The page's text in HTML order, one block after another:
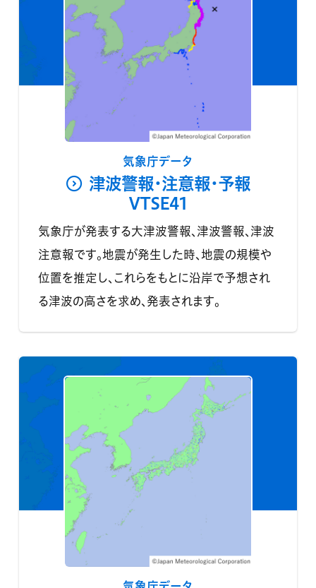
気象庁データ
津波警報・注意報・予報
VTSE41
気象庁が発表する大津波警報、津波警報、津波
注意報です。地震が発生した時、地震の規模や
位置を推定し、これらをもとに沿岸で予想され
る津波の高さを求め、発表されます。